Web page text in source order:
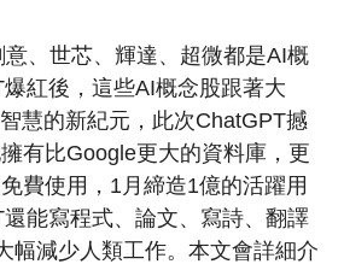
、世芯、輝達、超微都是AI概
紅後，這些AI概念股跟著大
慧的新紀元，此次ChatGPT撼
有比Google更大的資料庫，更
費使用，1月締造1億的活躍用
能寫程式、論文、寫詩、翻譯
幅減少人類工作。本文會詳細介